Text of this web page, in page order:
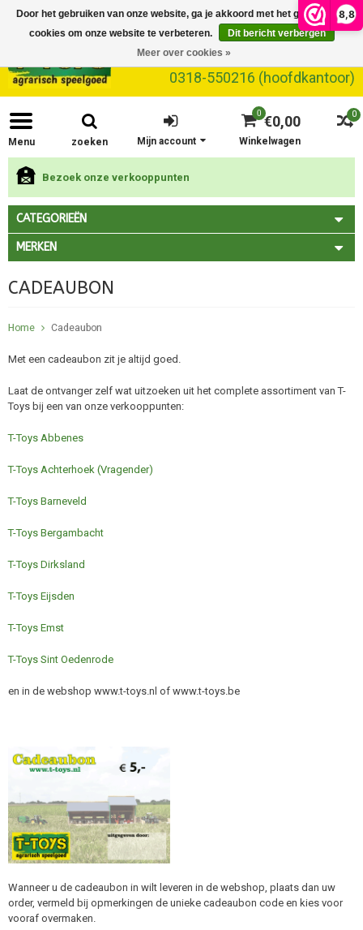
8,8
0318-550216 (hoofdkantoor)
Menu zoeken
0
0 €0,00
Winkelwagen
Mijn account
Bezoek onze verkooppunten
CATEGORIEËN
MERKEN
CADEAUBON
Home Cadeaubon
Met een cadeaubon zit je altijd goed.
Laat de ontvanger zelf wat uitzoeken uit het complete assortiment van T-
Toys bij een van onze verkooppunten:
T-Toys Abbenes
T-Toys Achterhoek (Vragender)
T-Toys Barneveld
T-Toys Bergambacht
T-Toys Dirksland
T-Toys Eijsden
T-Toys Emst
T-Toys Sint Oedenrode
en in de webshop www.t-toys.nl of www.t-toys.be
Wanneer u de cadeaubon in wilt leveren in de webshop, plaats dan uw
order, vermeld bij opmerkingen de unieke cadeaubon code en kies voor
vooraf overmaken.
Door het gebruiken van onze website, ga je akkoord met het gebruik van
cookies om onze website te verbeteren.
Dit bericht verbergen
Meer over cookies »